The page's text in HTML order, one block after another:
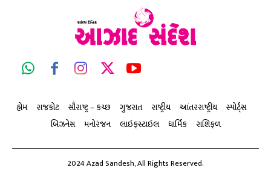
હોમ રાજકોટ સૌરાષ્ટ્ર – કચ્છ ગુજરાત રાષ્ટ્રીય આંતરરાષ્ટ્રીય
સ્પોર્ટ્સ
બિઝનેસ
મનોરંજન લાઇફસ્ટાઇલ ધાર્મિક રાશિફળ
2024 Azad Sandesh, All Rights Reserved.